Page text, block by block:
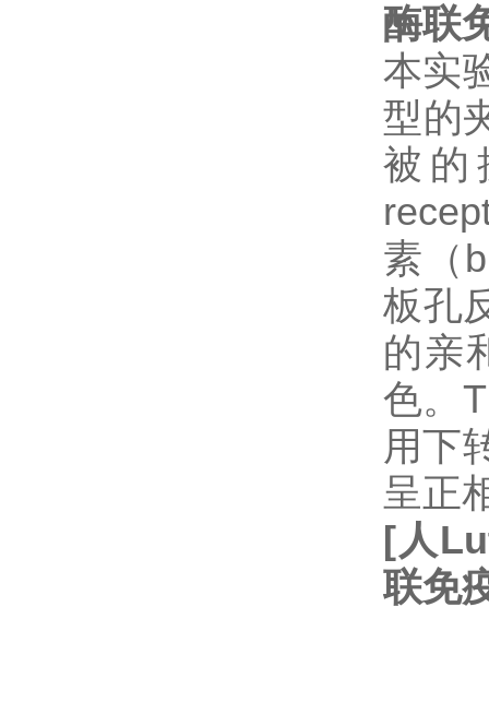
酶联
本实
型的
被的
素（
板孔
的亲
色。
用下
呈正
[人
联免